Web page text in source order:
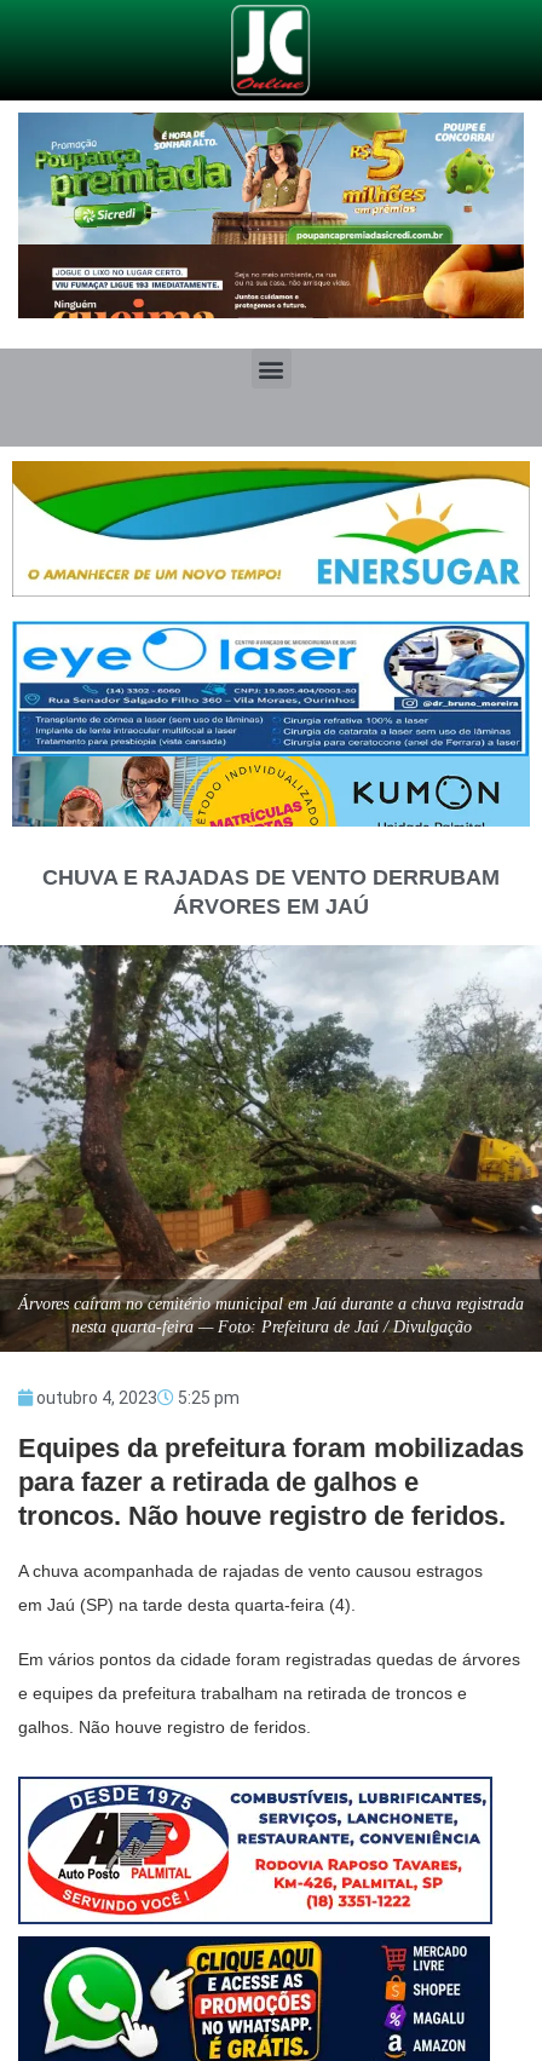
CHUVA E RAJADAS DE VENTO DERRUBAM
ÁRVORES EM JAÚ
Árvores caíram no cemitério municipal em Jaú durante a chuva registrada
nesta quarta-feira — Foto: Prefeitura de Jaú / Divulgação
outubro 4, 2023 5:25 pm
Equipes da prefeitura foram mobilizadas
para fazer a retirada de galhos e
troncos. Não houve registro de feridos.
A chuva acompanhada de rajadas de vento causou estragos
em Jaú (SP) na tarde desta quarta-feira (4).
Em vários pontos da cidade foram registradas quedas de árvores
e equipes da prefeitura trabalham na retirada de troncos e
galhos. Não houve registro de feridos.